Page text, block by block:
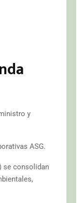
y
ASG.
se consolidan